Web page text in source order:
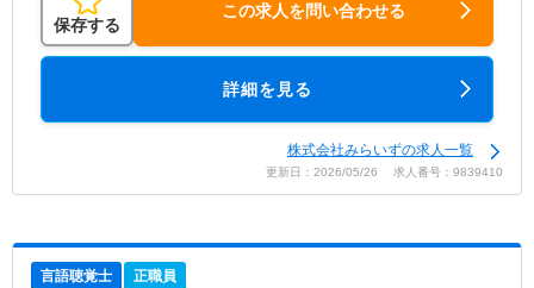
保存する
この求人を問い合わせる
詳細を見る
株式会社みらいずの求人一覧
更新日：2026/05/26 求人番号：9839410
言語聴覚士 正職員